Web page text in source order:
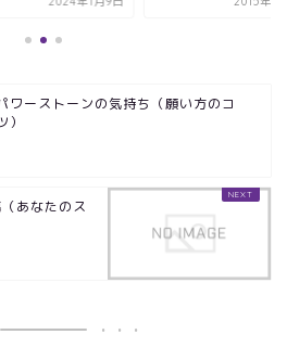
ワーストーンの気持ち（願い方のコ
）
あなたのス